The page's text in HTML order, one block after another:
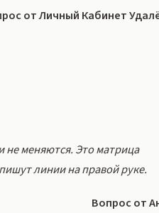
от Личный Кабинет
не меняются. Это матрица
линии на правой руке.
Вопрос от